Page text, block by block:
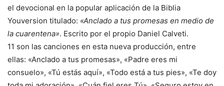
el devocional en la popular aplicación de la Biblia
Youversion titulado: «Anclado a tus promesas en medio de
la cuarentena». Escrito por el propio Daniel Calveti.
11 son las canciones en esta nueva producción, entre
ellas: «Anclado a tus promesas», «Padre eres mi
consuelo», «Tú estás aquí», «Todo está a tus pies», «Te doy